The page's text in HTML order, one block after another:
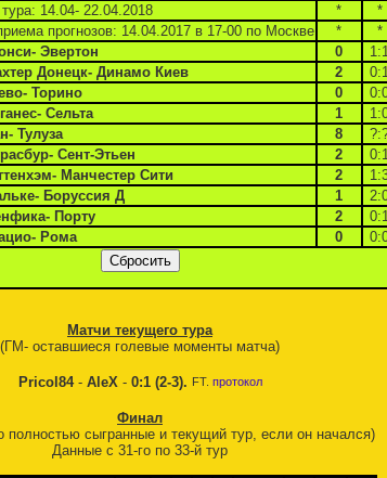
14.04- 22.04.2018
*
*
прогнозов: 14.04.2017 в 17-00 по Москве
*
*
Эвертон
0
Донецк- Динамо Киев
2
Торино
0
Сельта
1
Тулуза
8
Сент-Этьен
2
Манчестер Сити
2
Боруссия Д
1
Порту
2
Рома
0
Матчи текущего тура
(ГМ- оставшиеся голевые моменты матча)
Pricol84 - AleX - 0:1 (2-3). FT. протокол
Финал
полностью сыгранные и текущий тур, если он начался)
Данные с 31-го по 33-й тур